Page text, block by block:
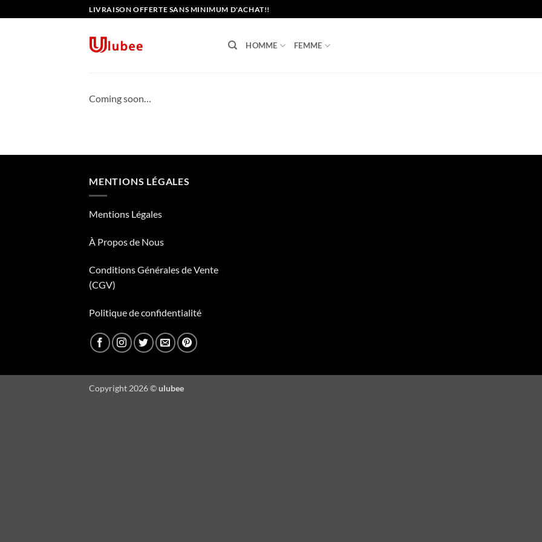
au
LIVRAISON OFFERTE SANS MINIMUM D'ACHAT!!
HOMME FEMME
Coming soon…
MENTIONS LÉGALES
Mentions Légales
À Propos de Nous
Conditions Générales de Vente
(CGV)
Politique de confidentialité
Copyright 2026 ©ulubee